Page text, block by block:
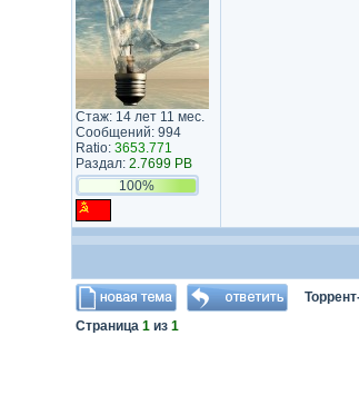
Стаж: 14 лет 11 мес.
Сообщений: 994
Ratio: 3653.771
Раздал: 2.7699 PB
100%
Страница 1из 1